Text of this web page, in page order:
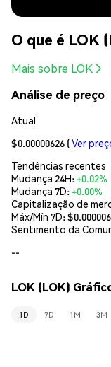
O que é LOK
Mais sobre LOK
Análise de preço
Atual
$0.00000626 (Ver
Tendências recentes
Mudança 24H:+0.02%
Mudança 7D:+0.00%
Capitalização de
Máx/Mín 7D: $
Sentimento da
--
LOK (LOK)
1D 7D 1M 3M